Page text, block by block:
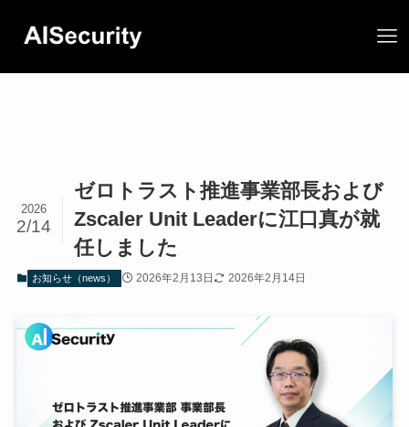
ゼロトラスト推進事業部長および
Zscaler Unit Leaderに江口真が就
任しました
2026
2/14
お知らせ（news） 2026年2月13日 2026年2月14日